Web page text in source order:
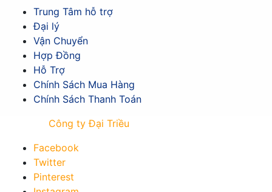
Trung Tâm hỗ trợ
Đại lý
Vận Chuyển
Hợp Đồng
Hỗ Trợ
Chính Sách Mua Hàng
Chính Sách Thanh Toán
Công ty Đại Triều
Facebook
Twitter
Pinterest